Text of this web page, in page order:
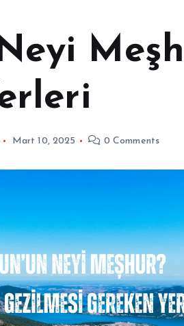
Mart 10, 2025 0 Comments